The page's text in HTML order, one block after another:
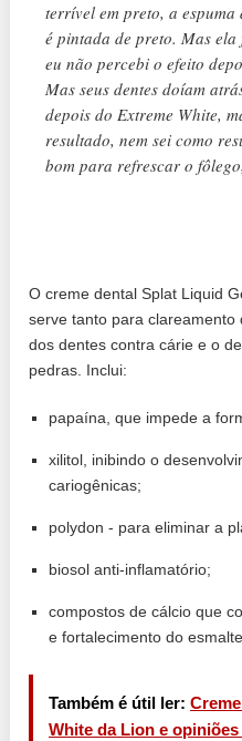
terrível em preto, a
é pintada de preto. Mas
eu não percebi o efeito
Mas seus dentes doíam
depois do Extreme White,
resultado, nem sei como
bom para refrescar o
O creme dental Splat Liquid
serve tanto para
dos dentes contra cárie e o
pedras. Inclui:
papaína, que impede a
xilitol, inibindo o
cariogênicas;
polydon - para eliminar a
biosol anti-inflamatório;
compostos de cálcio que
e fortalecimento do esmalte.
Também é útil ler:
White da Lion e